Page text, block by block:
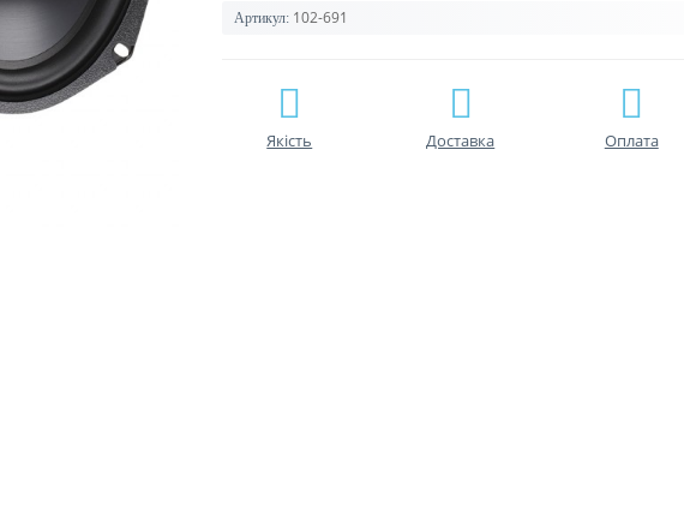
Артикул: 102-691
Якість Доставка Оплата